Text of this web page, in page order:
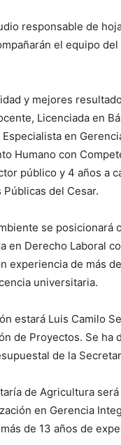
responsable de
el equipo
y mejores
Licenciada en
en
Humano con
público y 4 años a
del Cesar.
se posicionará
en Derecho Laboral
experiencia de más
universitaria.
estará Luis Camilo
de Proyectos. Se ha
de la
de Agricultura
en Gerencia
de 13 años de